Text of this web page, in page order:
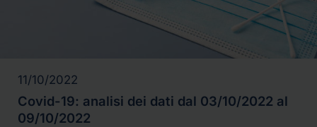
11/10/2022
Covid-19: analisi dei dati dal 03/10/2022 al
09/10/2022